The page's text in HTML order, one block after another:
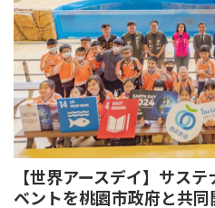
【世界アースデイ】サス
ベントを桃園市政府と共同